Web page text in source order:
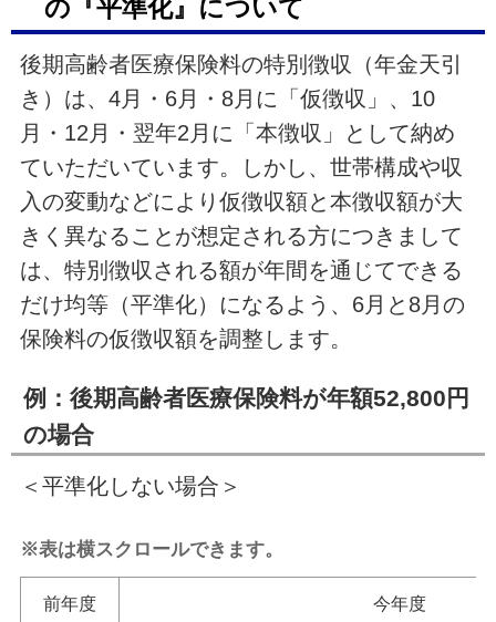
の『平準化』について
後期高齢者医療保険料の特別徴収（年金天引
き）は、4月・6月・8月に「仮徴収」、10
月・12月・翌年2月に「本徴収」として納め
ていただいています。しかし、世帯構成や収
入の変動などにより仮徴収額と本徴収額が大
きく異なることが想定される方につきまして
は、特別徴収される額が年間を通じてできる
だけ均等（平準化）になるよう、6月と8月の
保険料の仮徴収額を調整します。
例：後期高齢者医療保険料が年額52,800円
の場合
＜平準化しない場合＞
※表は横スクロールできます。
前年度 今年度